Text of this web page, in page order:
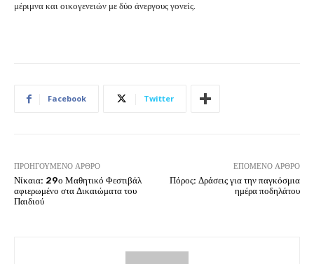
μέριμνα και οικογενειών με δύο άνεργους γονείς.
Facebook Twitter
ΠΡΟΗΓΟΎΜΕΝΟ ΆΡΘΡΟ
Νίκαια: 29ο Μαθητικό Φεστιβάλ
αφιερωμένο στα Δικαιώματα του
Παιδιού
ΕΠΌΜΕΝΟ ΆΡΘΡΟ
Πόρος: Δράσεις για την παγκόσμια
ημέρα ποδηλάτου